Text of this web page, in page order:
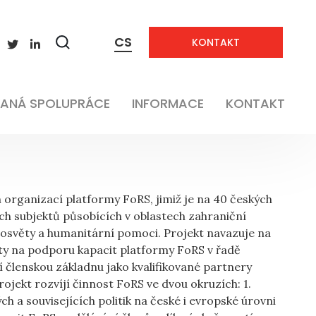
Zobrazit
CS KONTAKT
SPOLUPRÁCE INFORMACE KONTAKT
Neaplikovatelné
Neaplikovatelné
platformy FoRS, jimiž je na 40 českých
subjektů působících v oblastech zahraniční
a humanitární pomoci. Projekt navazuje na
na podporu kapacit platformy FoRS v řadě
základnu jako kvalifikované partnery
rozvíjí činnost FoRS ve dvou okruzích: 1.
a souvisejících politik na české i evropské úrovni